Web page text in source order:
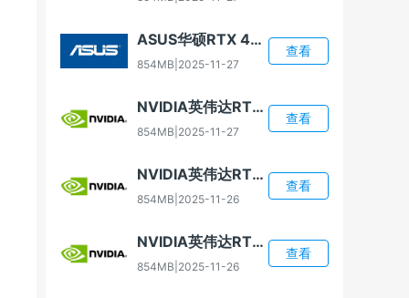
ASUS华硕RTX 4060显卡驱动
854MB 2025-11-27
查看
NVIDIA英伟达RTX 4080 Super显卡驱动
854MB 2025-11-27
查看
NVIDIA英伟达RTX 4070显卡驱动
854MB 2025-11-26
查看
NVIDIA英伟达RTX 5060显卡驱动
854MB 2025-11-26
查看